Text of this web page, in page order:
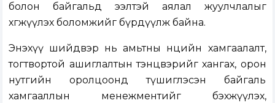
болон байгальд ээлтэй аялал жуулчлалыг
хөгжүүлэх боломжийг бүрдүүлж байна.
Энэхүү шийдвэр нь амьтны нөөцийн хамгаалалт,
тогтвортой ашиглалтын тэнцвэрийг хангах, орон
нутгийн оролцоонд түшиглэсэн байгаль
хамгааллын менежментийг бэхжүүлэх,